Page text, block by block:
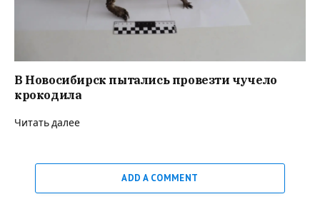
В Новосибирск пытались провезти чучело
крокодила
Читать далее
ADD A COMMENT